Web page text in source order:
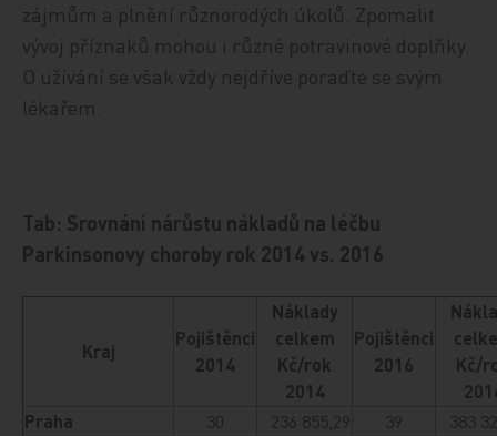
zájmům a plnění různorodých úkolů. Zpomalit
vývoj příznaků mohou i různé potravinové doplňky.
O užívání se však vždy nejdříve poraďte se svým
lékařem.
Tab: Srovnání nárůstu nákladů na léčbu
Parkinsonovy choroby rok 2014 vs. 2016
Kraj
Pojištěnci
2014
Náklady
celkem
Kč/rok
2014
Pojištěnci
2016
Kč/
Praha
30 236 855,29 39
383